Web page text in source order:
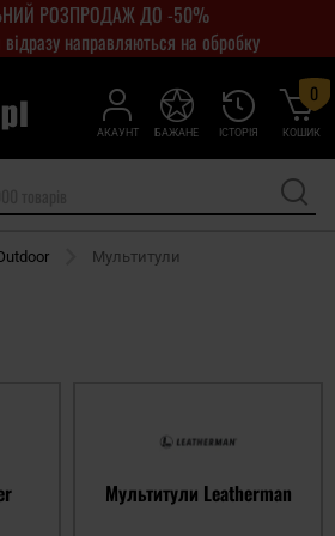
РОЗПРОДАЖ ДО -50%
направляються на обробку
АКАУНТ ІСТОРІЯ
БАЖАНЕ КОШИК
0
Мультитули
Мультитули Leatherman